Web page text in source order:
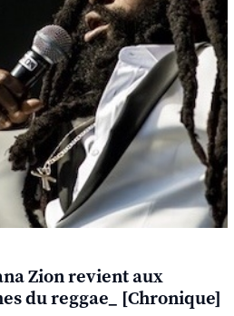
Zion revient aux
du reggae_ [Chronique]